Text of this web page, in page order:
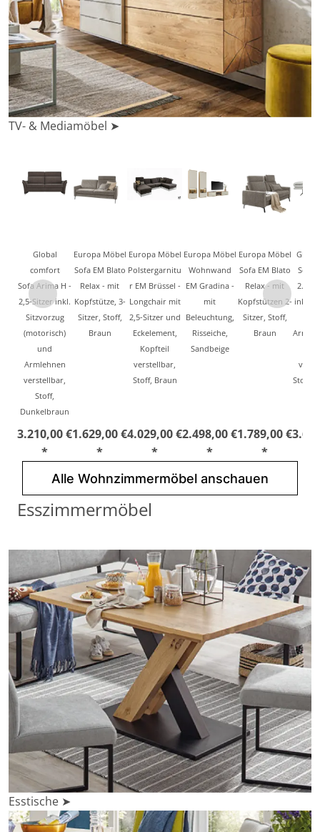
TV- & Mediamöbel ➤
Global
comfort
Sofa Arima H -
2,5-Sitzer inkl.
Sitzvorzug
(motorisch)
und
Armlehnen
verstellbar,
Stoff,
Dunkelbraun
3.210,00 €
*
Europa Möbel
Sofa EM Blato
Relax - mit
Kopfstütze, 3-
Sitzer, Stoff,
Braun
1.629,00 €
*
Europa Möbel
Polstergarnitu
r EM Brüssel -
Longchair mit
2,5-Sitzer und
Eckelement,
Kopfteil
verstellbar,
Stoff, Braun
4.029,00 €
*
Europa Möbel
Wohnwand
EM Gradina -
mit
Beleuchtung,
Risseiche,
Sandbeige
2.498,00 €
*
Europa Möbel
Sofa EM Blato
Relax - mit
Kopfstützen 2-
Sitzer, Stoff,
Braun
1.789,00 €
*
Sofa
2.0 -
inkl.
Stoff,
Alle Wohnzimmermöbel anschauen
Esszimmermöbel
Esstische ➤